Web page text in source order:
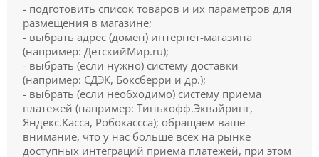
- подготовить список товаров и их параметров для
размещения в магазине;
- выбрать адрес (домен) интернет-магазина
(например: ДетскийМир.ru);
- выбрать (если нужно) систему доставки
(например: СДЭК, Боксберри и др.);
- выбрать (если необходимо) систему приема
платежей (например: Тинькофф.Эквайринг,
Яндекс.Касса, Робокассса); обращаем ваше
внимание, что у нас больше всех на рынке
доступных интеграций приема платежей, при этом